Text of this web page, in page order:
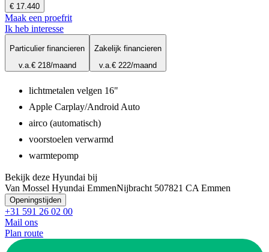
€ 17.440
Maak een proefrit
Ik heb interesse
Particulier financieren
v.a.€ 218/maand
Zakelijk financieren
v.a.€ 222/maand
lichtmetalen velgen 16"
Apple Carplay/Android Auto
airco (automatisch)
voorstoelen verwarmd
warmtepomp
Bekijk deze Hyundai bij
Van Mossel Hyundai EmmenNijbracht 507821 CA Emmen
Openingstijden
+31 591 26 02 00
Mail ons
Plan route